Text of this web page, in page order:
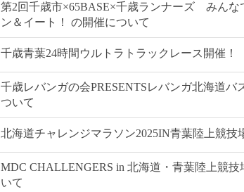
第2回千歳市×65BASE×千歳ランナーズ みんな
ン＆イート！ の開催について
千歳青葉24時間ウルトラトラックレース開催！
千歳レバンガの会PRESENTSレバンガ北海道
ついて
北海道チャレンジマラソン2025IN青葉陸上競技
MDC CHALLENGERS in 北海道・青葉陸上競技
いて